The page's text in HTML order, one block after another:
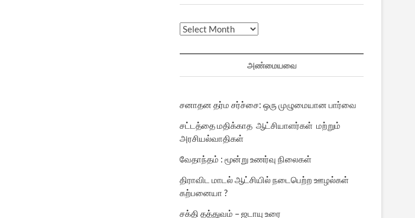
முந்தைய
அண்மையவை
சனாதன தர்ம சர்ச்சை: ஒரு முழுமையான பார்வை
சட்டத்தை மதிக்காத ஆட்சியாளர்கள் மற்றும்
அரசியல்வாதிகள்
வேதாந்தம் : மூன்று உணர்வு நிலைகள்
திராவிட மாடல் ஆட்சியில் நடைபெற்ற ஊழல்கள்
கற்பனையா ?
சக்தி தத்துவம் – ஜடாயு உரை